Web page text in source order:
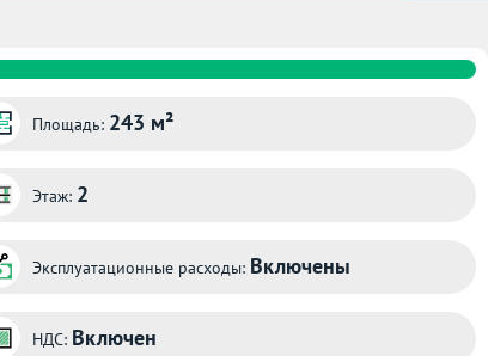
Площадь: 243 м²
Этаж: 2
Эксплуатационные расходы: Включены
НДС: Включен